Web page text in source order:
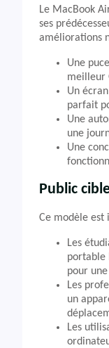
Le MacBook
ses
améliorations
Une
meilleur
Un
parfait
Une
une
Une
Public
Ce modèle est
Les
portable
pour
Les
un
Les